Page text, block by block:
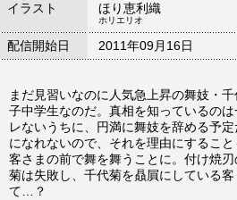
イラスト ほり恵利織
ホリエリオ
配信開始日 2011年09月16日
まだ見習いなのに人気急上昇の舞妓・
子中学生なのだ。真相を知っているの
レないうちに、円満に舞妓を辞める予
になれないので、それを理由にするこ
客さまの前で舞を舞うことに。付け焼
菊は失敗し、千代菊を贔屓にしている
て…？